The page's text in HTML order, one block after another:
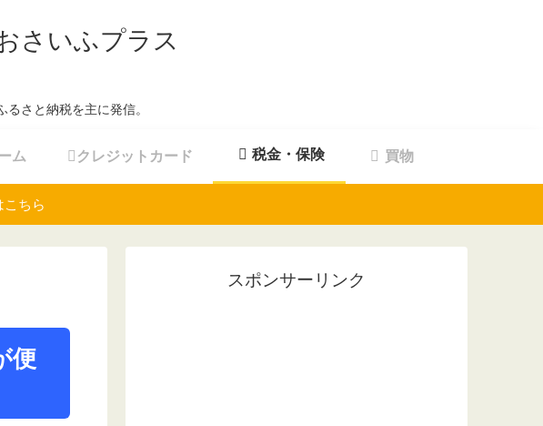
さいふプラス
さと納税を主に発信。
ム クレジットカード 税金・保険 買物
こちら
便
スポンサーリンク